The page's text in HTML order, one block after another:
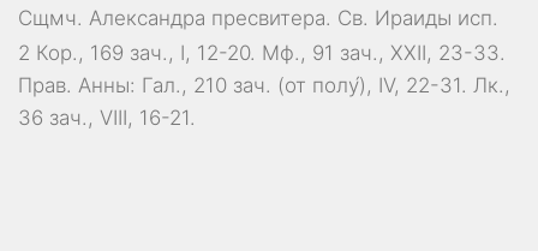
Сщмч. Александра пресвитера. Св. Ираиды исп.
2 Кор., 169 зач., I, 12-20. Мф., 91 зач., XXII, 23-33.
Прав. Анны: Гал., 210 зач. (от полу́), IV, 22-31. Лк.,
36 зач., VIII, 16-21.